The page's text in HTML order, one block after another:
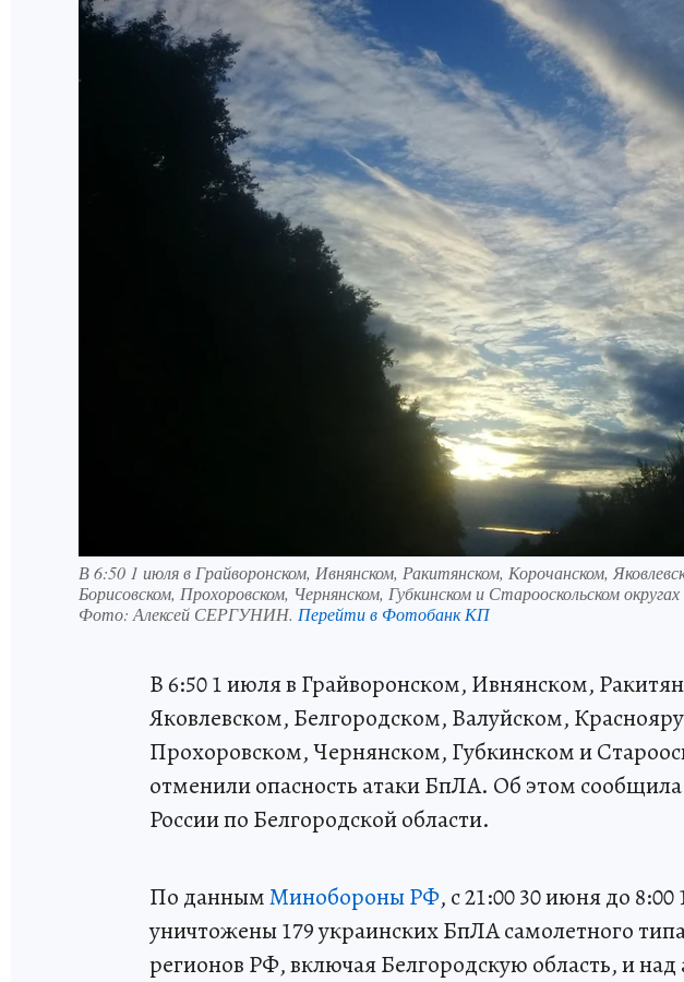
В 6:50 1 июля в Грайворонском, Ивнянском, Ракитянском, Корочанском,
Борисовском, Прохоровском, Чернянском, Губкинском и Старооскольском
Фото: Алексей СЕРГУНИН. Перейти в Фотобанк КП
В 6:50 1 июля в Грайворонском, Ивнянском,
Яковлевском, Белгородском, Валуйском,
Прохоровском, Чернянском, Губкинском и
отменили опасность атаки БпЛА. Об этом
России по Белгородской области.
По даннымМинобороны РФ, с 21:00 30 июня до
уничтожены 179 украинских БпЛА самолетного
регионов РФ, включая Белгородскую область, и